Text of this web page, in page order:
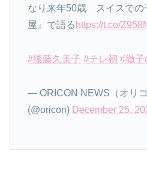
なり来年50歳 スイスでの
屋』で語る https://t.co/
#後藤久美子 #テレ朝 #徹子
— ORICON NEWS（オリコ
(@oricon) December 25,